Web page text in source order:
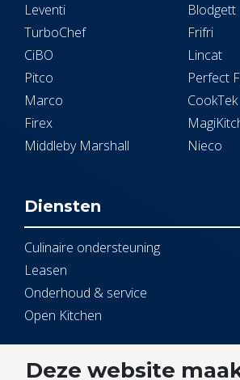
Leventi
TurboChef
CiBO
Pitco
Marco
Firex
Middleby Marshall
Blodgett
Frifri
Lincat
Perfect
CookTek
Nieco
Diensten
Culinaire ondersteuning
Leasen
Onderhoud & service
Open Kitchen
Service
Deze website